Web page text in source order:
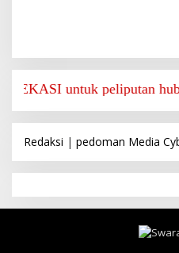
untuk peliputan hubungi
Redaksi | pedoman Media